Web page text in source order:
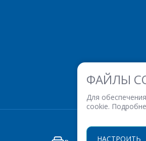
ФАЙЛЫ
Для
cookie.
НАСТРОИТЬ